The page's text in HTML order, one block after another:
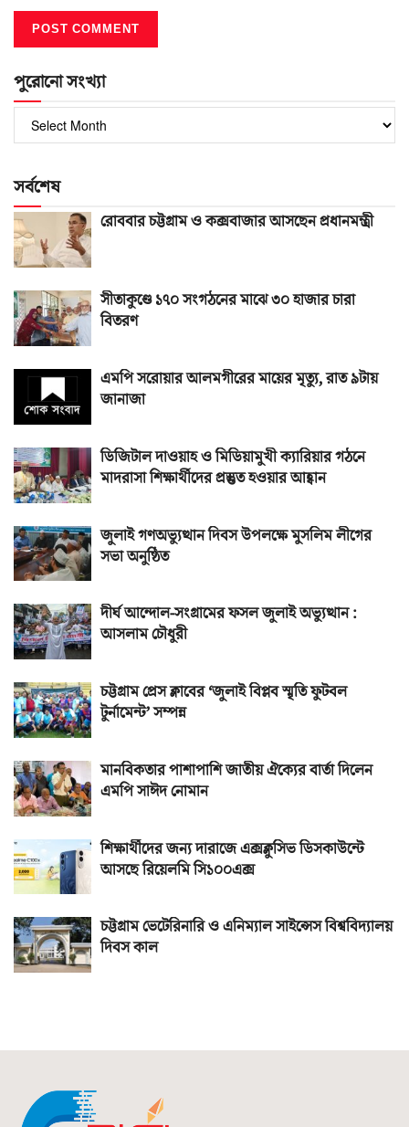
পুরোনো সংখ্যা
পুরোনো
সংখ্যা
সর্বশেষ
রোববার চট্টগ্রাম ও কক্সবাজার আসছেন প্রধানমন্ত্রী
সীতাকুণ্ডে ১৭০ সংগঠনের মাঝে ৩০ হাজার চারা
বিতরণ
এমপি সরোয়ার আলমগীরের মায়ের মৃত্যু, রাত ৯টায়
জানাজা
ডিজিটাল দাওয়াহ ও মিডিয়ামুখী ক্যারিয়ার গঠনে
মাদরাসা শিক্ষার্থীদের প্রস্তুত হওয়ার আহ্বান
জুলাই গণঅভ্যুত্থান দিবস উপলক্ষে মুসলিম লীগের
সভা অনুষ্ঠিত
দীর্ঘ আন্দোল-সংগ্রামের ফসল জুলাই অভ্যুত্থান :
আসলাম চৌধুরী
চট্টগ্রাম প্রেস ক্লাবের ‘জুলাই বিপ্লব স্মৃতি ফুটবল
টুর্নামেন্ট’ সম্পন্ন
মানবিকতার পাশাপাশি জাতীয় ঐক্যের বার্তা দিলেন
এমপি সাঈদ নোমান
শিক্ষার্থীদের জন্য দারাজে এক্সক্লুসিভ ডিসকাউন্টে
আসছে রিয়েলমি সি১০০এক্স
চট্টগ্রাম ভেটেরিনারি ও এনিম্যাল সাইন্সেস বিশ্ববিদ্যালয়
দিবস কাল